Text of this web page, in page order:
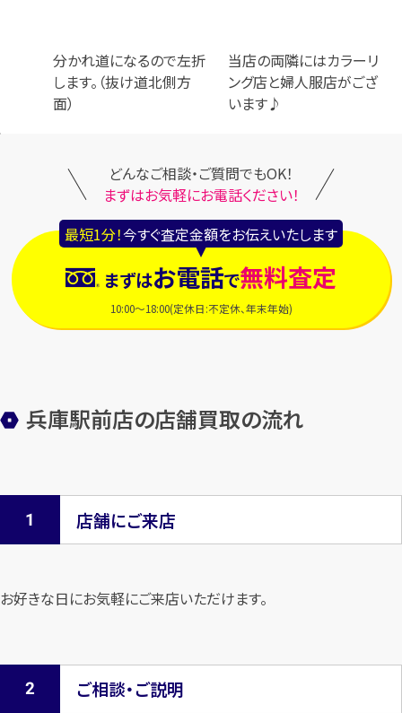
分かれ道になるので左折
します。（抜け道北側方
面）
当店の両隣にはカラーリ
ング店と婦人服店がござ
います♪
どんなご相談・ご質問でもOK！
まずはお気軽にお電話ください！
最短1分！今すぐ査定金額をお伝えいたします
まずはお電話で無料査定
10:00～18:00(定休日:不定休、年末年始)
兵庫駅前店の店舗買取の流れ
店舗にご来店
お好きな日にお気軽にご来店いただけます。
ご相談・ご説明